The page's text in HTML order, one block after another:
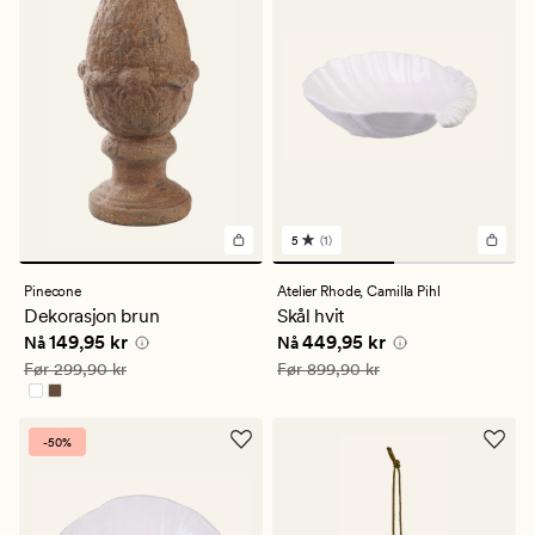
Pinecone
Dekorasjon brun
Nåværende pris
Nå149,95 kr
Vanlig pris 299,90 kr
Før299,90 kr
1
anmeldelser
med
en
gjennomsnittlig
vurdering
på
5
5 (1)
Atelier Rhode,Camilla Pihl
Skål hvit
Nåværende pris
Nå449,95 kr
Vanlig pris 899,90 kr
Før899,90 kr
-50%